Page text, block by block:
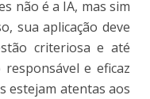
não é a IA, mas sim
sua aplicação deve
criteriosa e até
responsável e eficaz
estejam atentas aos